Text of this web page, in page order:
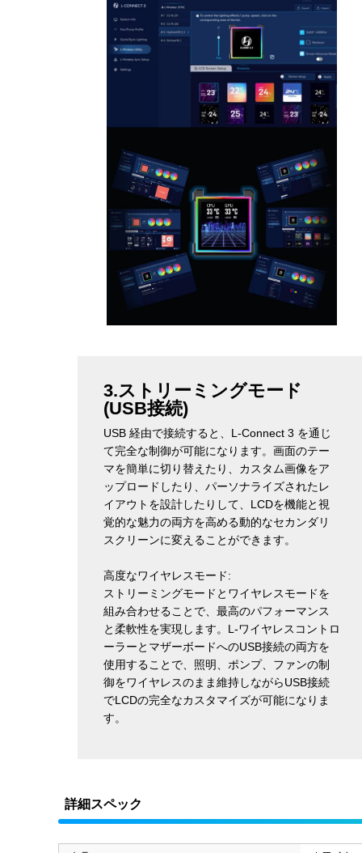
3.ストリーミングモード
(USB接続)
USB 経由で接続すると、L-Connect 3 を通じ
て完全な制御が可能になります。画面のテー
マを簡単に切り替えたり、カスタム画像をア
ップロードしたり、パーソナライズされたレ
イアウトを設計したりして、LCDを機能と視
覚的な魅力の両方を高める動的なセカンダリ
スクリーンに変えることができます。
高度なワイヤレスモード:
ストリーミングモードとワイヤレスモードを
組み合わせることで、最高のパフォーマンス
と柔軟性を実現します。L-ワイヤレスコントロ
ーラーとマザーボードへのUSB接続の両方を
使用することで、照明、ポンプ、ファンの制
御をワイヤレスのまま維持しながらUSB接続
でLCDの完全なカスタマイズが可能になりま
す。
詳細スペック